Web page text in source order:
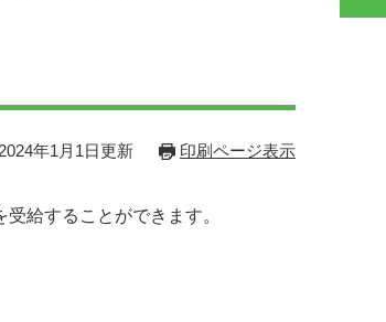
年1月1日更新 印刷ページ表示
給することができます。